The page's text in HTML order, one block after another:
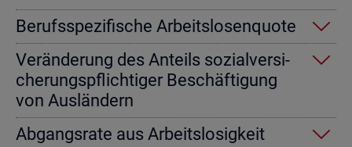
Be­rufs­spe­zi­fi­sche Ar­beits­lo­sen­quo­te
Ver­än­de­rung des An­teils so­zi­al­ver­si­
che­rungs­pflich­ti­ger Be­schäf­ti­gung
von Aus­län­dern
Ab­gangs­ra­te aus Ar­beits­lo­sig­keit